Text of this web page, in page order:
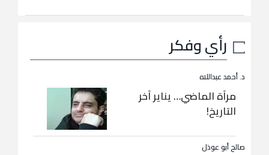
رأي وفكر
د. أحمد عبداللاه
مرآة الماضي… يناير آخر
التاريخ!
صالح أبو عوذل